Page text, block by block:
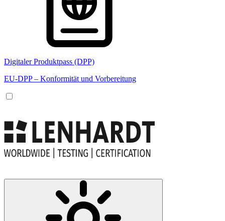
Digitaler Produktpass (DPP)
EU-DPP – Konformität und Vorbereitung